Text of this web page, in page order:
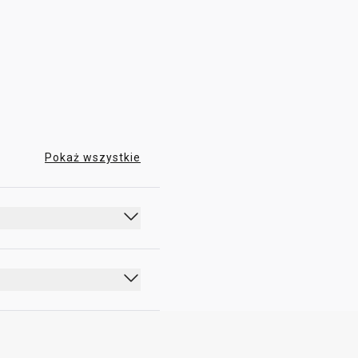
Pokaż wszystkie